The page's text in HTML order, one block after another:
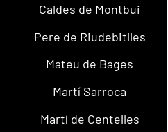
Caldes de Montbui
Pere de Riudebitlles
Mateu de Bages
Martí Sarroca
Martí de Centelles